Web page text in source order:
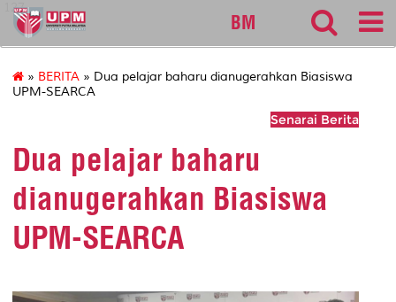
127
BM
» BERITA » Dua pelajar baharu dianugerahkan Biasiswa
UPM-SEARCA
Senarai Berita
Dua pelajar baharu
dianugerahkan Biasiswa
UPM-SEARCA